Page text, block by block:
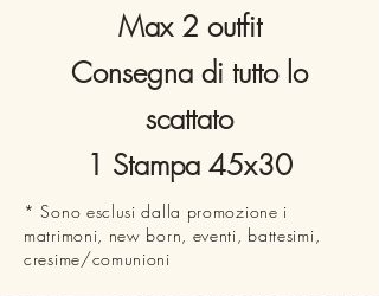
Max 2 outfit
Consegna di tutto lo
scattato
1 Stampa 45x30
* Sono esclusi dalla promozione i
matrimoni, new born, eventi, battesimi,
cresime/comunioni